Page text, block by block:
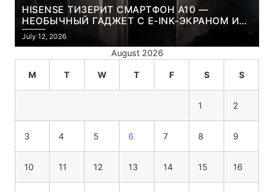
HISENSE ТИЗЕРИТ СМАРТФОН A10 —
НЕОБЫЧНЫЙ ГАДЖЕТ С E-INK-ЭКРАНОМ И
СЪЕМНОЙ LCD-ПАНЕЛЬЮ ДЛЯ ЦВЕТНОГО
КОНТЕНТА И СОЦСЕТЕЙ
July 12, 2026
August 2026
M T W T F S S
1 2
3 4 5 6 7 8 9
10 11 12 13 14 15 16